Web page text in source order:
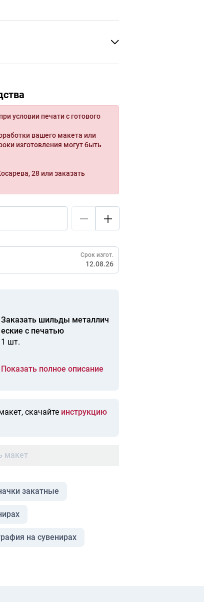
условии печати с готового
вашего макета или
изготовления могут быть
28 или заказать
Срок изгот.
12.08.26
Заказать шильды металлич
еские с печатью
1 шт.
Показать полное описание
скачайте инструкцию
макет
закатные
на сувенирах